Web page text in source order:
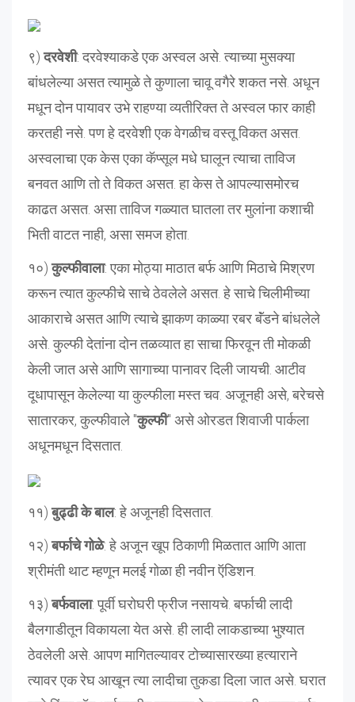
९)दरवेशी: दरवेश्याकडे एक अस्वल असे. त्याच्या मुसक्या
बांधलेल्या असत त्यामुळे ते कुणाला चावू वगैरे शकत नसे. अधून
मधून दोन पायावर उभे राहण्या व्यतीरिक्त ते अस्वल फार काही
करतही नसे. पण हे दरवेशी एक वेगळीच वस्तू विकत असत.
अस्वलाचा एक केस एका कॅप्सूल मधे घालून त्याचा ताविज
बनवत आणि तो ते विकत असत. हा केस ते आपल्यासमोरच
काढत असत. असा ताविज गळ्यात घातला तर मुलांना कशाची
भिती वाटत नाही, असा समज होता.
१०)कुल्फीवाला: एका मोठ्या माठात बर्फ आणि मिठाचे मिश्रण
करून त्यात कुल्फीचे साचे ठेवलेले असत. हे साचे चिलीमीच्या
आकाराचे असत आणि त्याचे झाकण काळ्या रबर बॅंडने बांधलेले
असे. कुल्फी देतांना दोन तळव्यात हा साचा फिरवून ती मोकळी
केली जात असे आणि सागाच्या पानावर दिली जायची. आटीव
दूधापासून केलेल्या या कुल्फीला मस्त चव. अजूनही असे, बरेचसे
सातारकर, कुल्फीवाले "कुल्फी" असे ओरडत शिवाजी पार्कला
अधूनमधून दिसतात.
११)बुढ्ढी के बाल: हे अजूनही दिसतात.
१२)बर्फाचे गोळे: हे अजून खूप ठिकाणी मिळतात आणि आता
श्रीमंती थाट म्हणून मलई गोळा ही नवीन ऍडिशन.
१३)बर्फवाला: पूर्वी घरोघरी फ्रीज नसायचे. बर्फाची लादी
बैलगाडीतून विकायला येत असे. ही लादी लाकडाच्या भुश्यात
ठेवलेली असे. आपण मागितल्यावर टोच्यासारख्या हत्याराने
त्यावर एक रेघ आखून त्या लादीचा तुकडा दिला जात असे. घरात